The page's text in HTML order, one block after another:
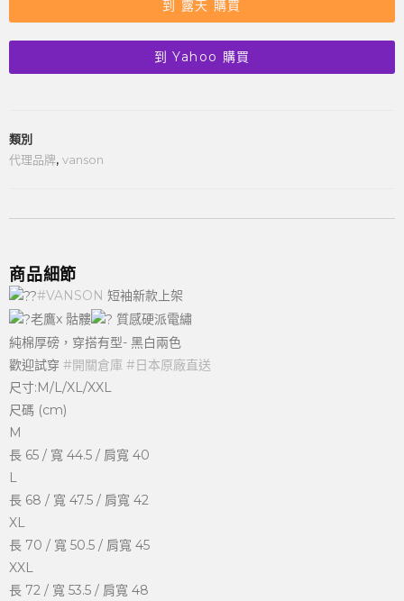
到 露天 購買
到 Yahoo 購買
類別
代理品牌, vanson
商品細節
#VANSON 短袖新款上架
老鷹x 骷髏
質感硬派電繡
純棉厚磅，穿搭有型- 黑白兩色
歡迎試穿 #開關倉庫 #日本原廠直送
尺寸:M/L/XL/XXL
尺碼 (cm)
M
長 65 / 寬 44.5 / 肩寬 40
L
長 68 / 寬 47.5 / 肩寬 42
XL
長 70 / 寬 50.5 / 肩寬 45
XXL
長 72 / 寬 53.5 / 肩寬 48